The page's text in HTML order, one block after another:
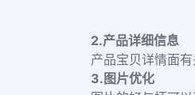
2.产品详细信息
产品宝贝详情面
3.图片优化